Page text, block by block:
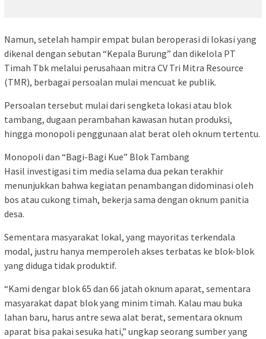
Namun, setelah hampir empat bulan beroperasi di lokasi yang
dikenal dengan sebutan “Kepala Burung” dan dikelola PT
Timah Tbk melalui perusahaan mitra CV Tri Mitra Resource
(TMR), berbagai persoalan mulai mencuat ke publik.
Persoalan tersebut mulai dari sengketa lokasi atau blok
tambang, dugaan perambahan kawasan hutan produksi,
hingga monopoli penggunaan alat berat oleh oknum tertentu.
Monopoli dan “Bagi-Bagi Kue” Blok Tambang
Hasil investigasi tim media selama dua pekan terakhir
menunjukkan bahwa kegiatan penambangan didominasi oleh
bos atau cukong timah, bekerja sama dengan oknum panitia
desa.
Sementara masyarakat lokal, yang mayoritas terkendala
modal, justru hanya memperoleh akses terbatas ke blok-blok
yang diduga tidak produktif.
“Kami dengar blok 65 dan 66 jatah oknum aparat, sementara
masyarakat dapat blok yang minim timah. Kalau mau buka
lahan baru, harus antre sewa alat berat, sementara oknum
aparat bisa pakai sesuka hati,” ungkap seorang sumber yang